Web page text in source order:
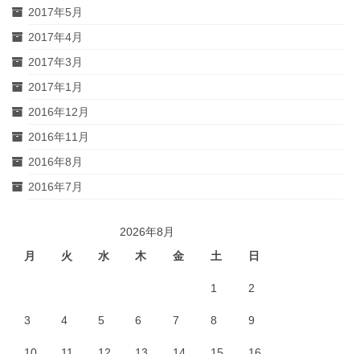
2017年5月
2017年4月
2017年3月
2017年1月
2016年12月
2016年11月
2016年8月
2016年7月
2026年8月
月
火 水 木 金 土 日
1 2
3 4 5 6 7 8 9